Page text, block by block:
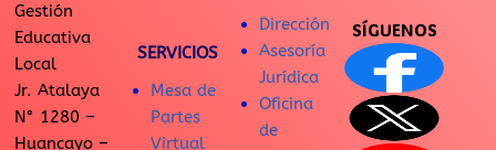
Gestión
Educativa
Local
Jr. Atalaya
N° 1280 –
Huancayo –
SERVICIOS
Mesa de
Partes
Virtual
Dirección
Asesoría
Jurídica
Oficina
de
SÍGUENOS